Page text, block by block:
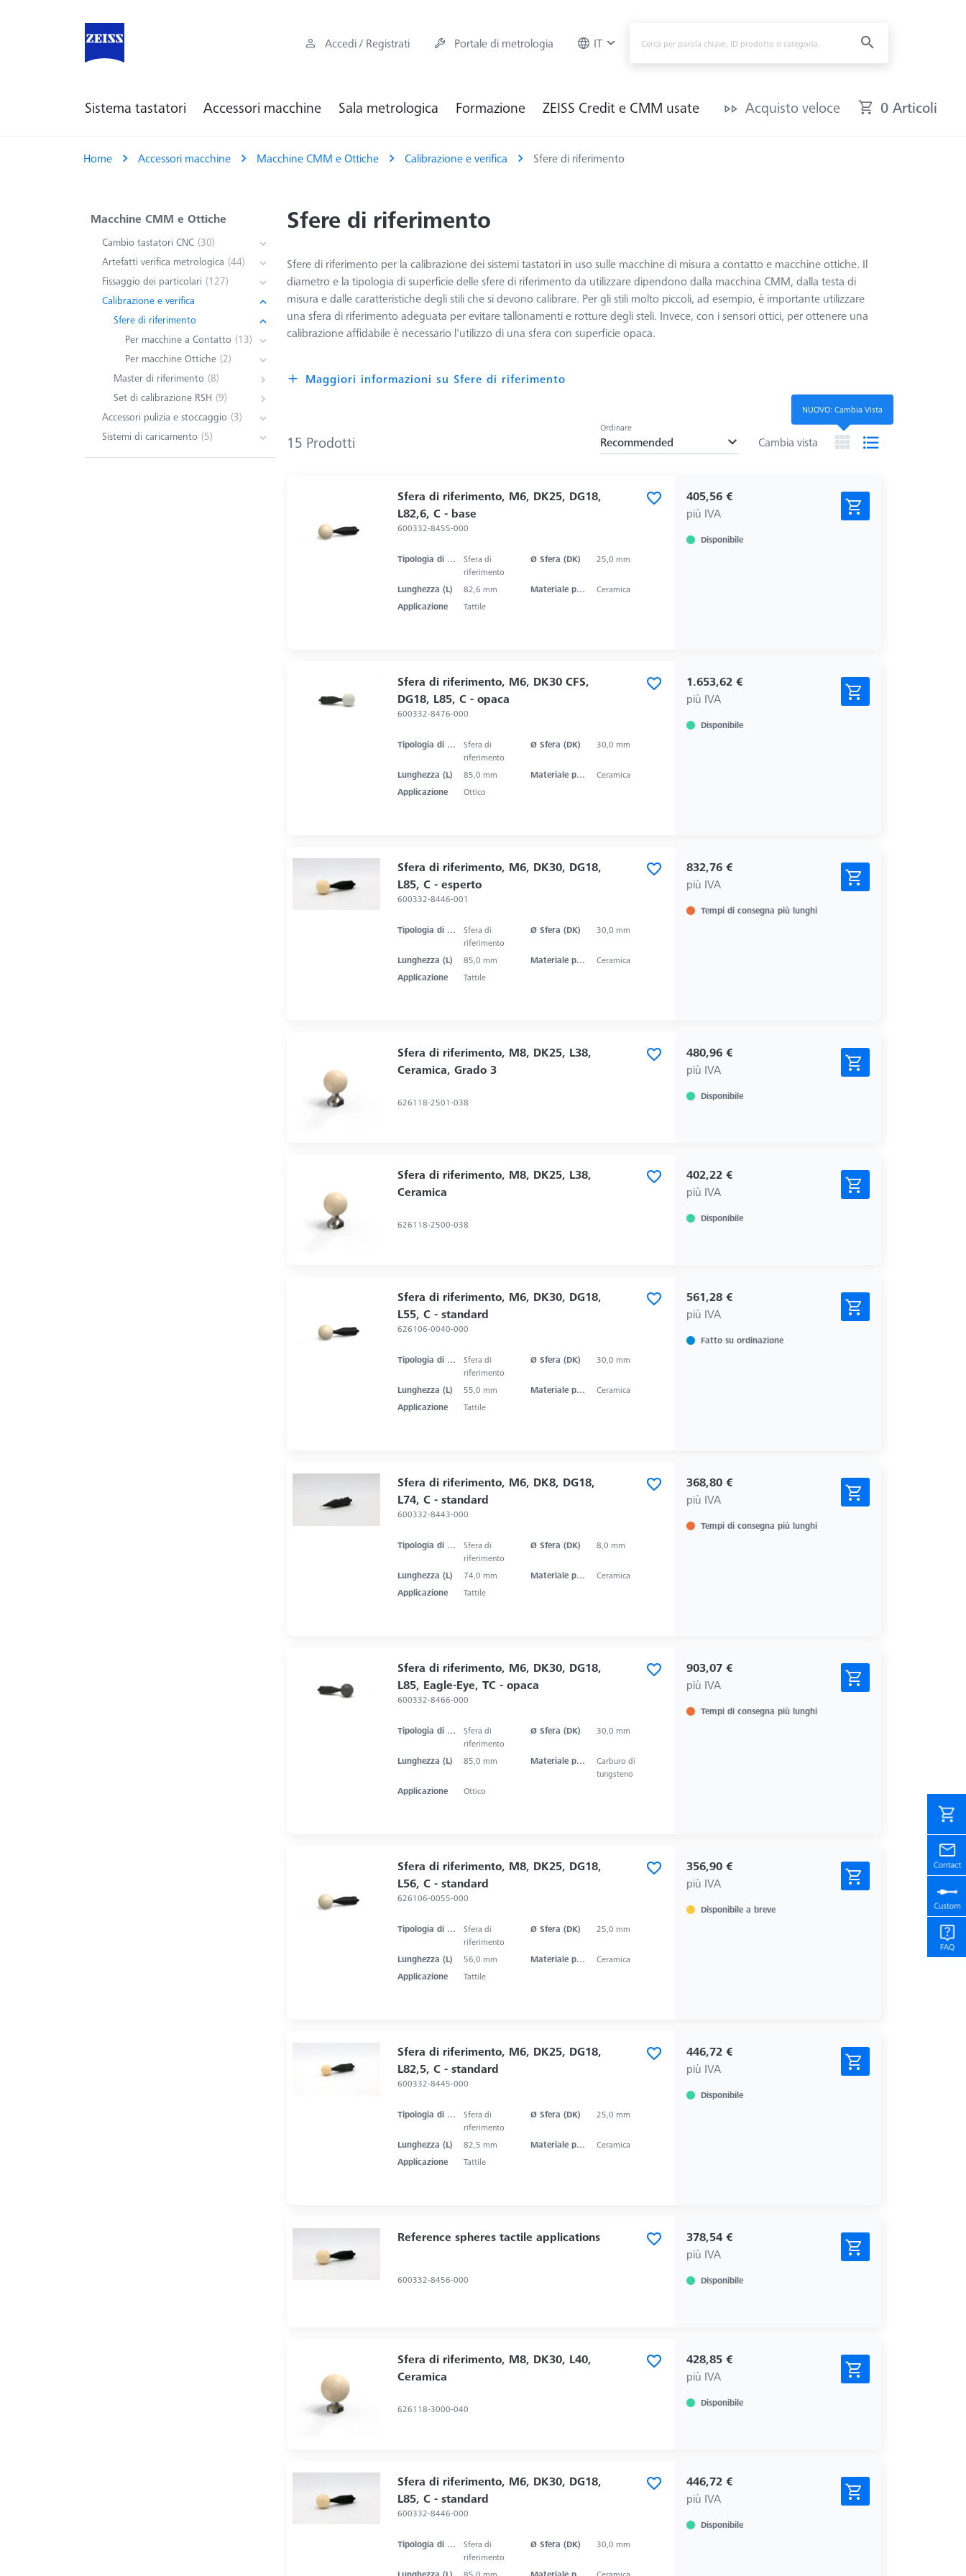
Accedi / Registrati Portale di metrologia IT
Sistema tastatori Accessori macchine Sala metrologica Formazione ZEISS Credit e CMM usate Acquisto veloce 0 Articoli
Home Accessori macchine Macchine CMM e Ottiche Calibrazione e verifica Sfere di riferimento
Macchine CMM e Ottiche
Cambio tastatori CNC (30)
Artefatti verifica metrologica (44)
Fissaggio dei particolari (127)
Calibrazione e verifica
Sfere di riferimento
Per macchine a Contatto (13)
Per macchine Ottiche (2)
Master di riferimento (8)
Set di calibrazione RSH (9)
Accessori pulizia e stoccaggio (3)
Sistemi di caricamento (5)
Sfere di riferimento
Sfere di riferimento per la calibrazione dei sistemi tastatori in uso sulle macchine di misura a contatto e macchine ottiche. Il
diametro e la tipologia di superficie delle sfere di riferimento da utilizzare dipendono dalla macchina CMM, dalla testa di
misura e dalle caratteristiche degli stili che si devono calibrare. Per gli stili molto piccoli, ad esempio, è importante utilizzare
una sfera di riferimento adeguata per evitare tallonamenti e rotture degli steli. Invece, con i sensori ottici, per ottenere una
calibrazione affidabile è necessario l'utilizzo di una sfera con superficie opaca.
Maggiori informazioni su Sfere di riferimento
15 Prodotti Cambia vista
Ordinare
Recommended
Sfera di riferimento, M6, DK25, DG18,
L82,6, C - base
600332-8455-000
Tipologia di prodotto
Sfera di
riferimento
Ø Sfera (DK) 25,0 mm
Lunghezza (L) 82,6 mm Materiale punta dello stilo
Ceramica
Applicazione
Tattile
405,56 €
più IVA
Disponibile
Sfera di riferimento, M6, DK30 CFS,
DG18, L85, C - opaca
600332-8476-000
Tipologia di prodotto
Sfera di
riferimento
Ø Sfera (DK) 30,0 mm
Lunghezza (L) 85,0 mm Materiale punta dello stilo
Ceramica
Applicazione
Ottico
1.653,62 €
più IVA
Disponibile
Sfera di riferimento, M6, DK30, DG18,
L85, C - esperto
600332-8446-001
Tipologia di prodotto
Sfera di
riferimento
Ø Sfera (DK) 30,0 mm
Lunghezza (L) 85,0 mm Materiale punta dello stilo
Ceramica
Applicazione
Tattile
832,76 €
più IVA
Tempi di consegna più lunghi
Sfera di riferimento, M8, DK25, L38,
Ceramica, Grado 3
626118-2501-038
480,96 €
più IVA
Disponibile
Sfera di riferimento, M8, DK25, L38,
Ceramica
626118-2500-038
402,22 €
più IVA
Disponibile
Sfera di riferimento, M6, DK30, DG18,
L55, C - standard
626106-0040-000
Tipologia di prodotto
Sfera di
riferimento
Ø Sfera (DK) 30,0 mm
Lunghezza (L) 55,0 mm Materiale punta dello stilo
Ceramica
Applicazione
Tattile
561,28 €
più IVA
Fatto su ordinazione
Sfera di riferimento, M6, DK8, DG18,
L74, C - standard
600332-8443-000
Tipologia di prodotto
Sfera di
riferimento
Ø Sfera (DK) 8,0 mm
Lunghezza (L) 74,0 mm Materiale punta dello stilo
Ceramica
Applicazione
Tattile
368,80 €
più IVA
Tempi di consegna più lunghi
Sfera di riferimento, M6, DK30, DG18,
L85, Eagle-Eye, TC - opaca
600332-8466-000
Tipologia di prodotto
Sfera di
riferimento
Ø Sfera (DK) 30,0 mm
Lunghezza (L) 85,0 mm Materiale punta dello stilo
Carburo di
tungsteno
Applicazione
Ottico
903,07 €
più IVA
Tempi di consegna più lunghi
Sfera di riferimento, M8, DK25, DG18,
L56, C - standard
626106-0055-000
Tipologia di prodotto
Sfera di
riferimento
Ø Sfera (DK) 25,0 mm
Lunghezza (L) 56,0 mm Materiale punta dello stilo
Ceramica
Applicazione
Tattile
356,90 €
più IVA
Disponibile a breve
Sfera di riferimento, M6, DK25, DG18,
L82,5, C - standard
600332-8445-000
Tipologia di prodotto
Sfera di
riferimento
Ø Sfera (DK) 25,0 mm
Lunghezza (L) 82,5 mm Materiale punta dello stilo
Ceramica
Applicazione
Tattile
446,72 €
più IVA
Disponibile
Reference spheres tactile applications
600332-8456-000
378,54 €
più IVA
Disponibile
Sfera di riferimento, M8, DK30, L40,
Ceramica
626118-3000-040
428,85 €
più IVA
Disponibile
Sfera di riferimento, M6, DK30, DG18,
L85, C - standard
600332-8446-000
Tipologia di prodotto
Sfera di
riferimento
Ø Sfera (DK) 30,0 mm
446,72 €
più IVA
Disponibile
NUOVO: Cambia Vista